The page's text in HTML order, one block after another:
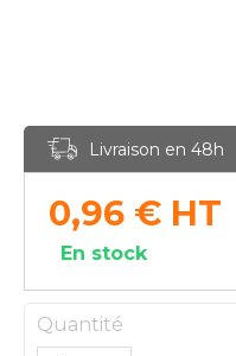
Livraison en 48h
0,96 € HT
En stock
Quantité